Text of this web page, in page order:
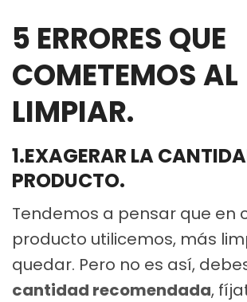
5 ERRORES QUE
COMETEMOS AL
LIMPIAR.
1.EXAGERAR LA
PRODUCTO.
Tendemos a pensar que en
producto utilicemos, más
quedar. Pero no es así,
cantidad recomendada,